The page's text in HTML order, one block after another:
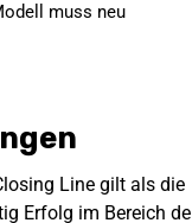
muss neu
Line gilt als die
Erfolg im Bereich